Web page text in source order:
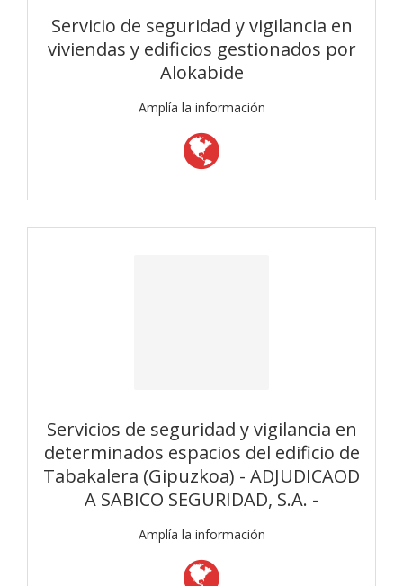
Servicio de seguridad y vigilancia en
viviendas y edificios gestionados por
Alokabide
Amplía la información
Servicios de seguridad y vigilancia en
determinados espacios del edificio de
Tabakalera (Gipuzkoa) - ADJUDICAOD
A SABICO SEGURIDAD, S.A. -
Amplía la información